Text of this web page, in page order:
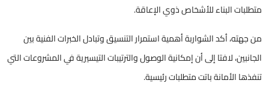
متطلبات البناء للأشخاص ذوي الإعاقة.
من جهته، أكد الشواربة أهمية استمرار التنسيق وتبادل الخبرات الفنية بين
الجانبين، لافتا إلى أن إمكانية الوصول والترتيبات التيسيرية في المشروعات التي
تنفذها الأمانة باتت متطلبات رئيسية.